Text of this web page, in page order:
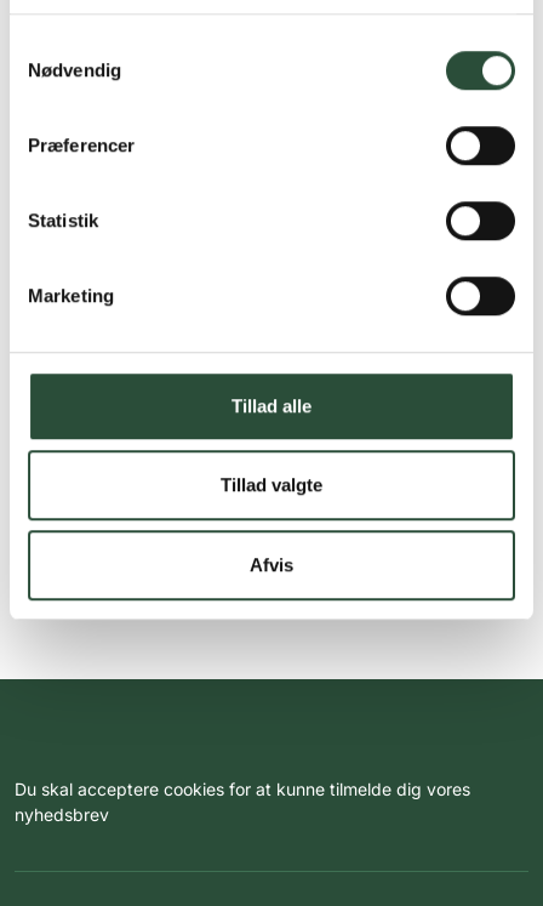
Nødvendig
Præferencer
Statistik
Marketing
Tillad alle
Tillad valgte
Afvis
Du skal acceptere cookies for at kunne tilmelde dig vores
nyhedsbrev